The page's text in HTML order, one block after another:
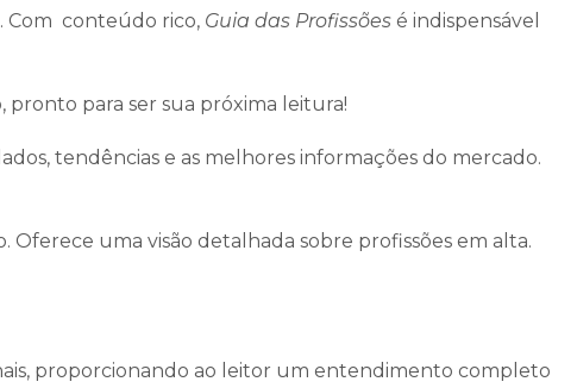
Com conteúdo rico, Guia das Profissões é indispensável
pronto para ser sua próxima leitura!
tendências e as melhores informações do mercado.
Oferece uma visão detalhada sobre profissões em alta.
proporcionando ao leitor um entendimento completo